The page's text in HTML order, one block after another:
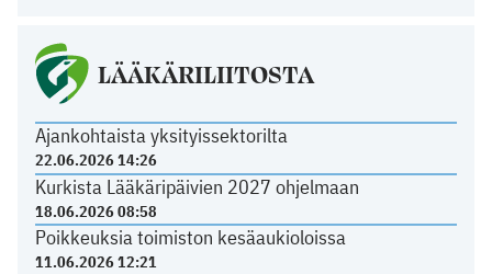
LÄÄKÄRILIITOSTA
Ajankohtaista yksityissektorilta
22.06.2026 14:26
Kurkista Lääkäripäivien 2027 ohjelmaan
18.06.2026 08:58
Poikkeuksia toimiston kesäaukioloissa
11.06.2026 12:21